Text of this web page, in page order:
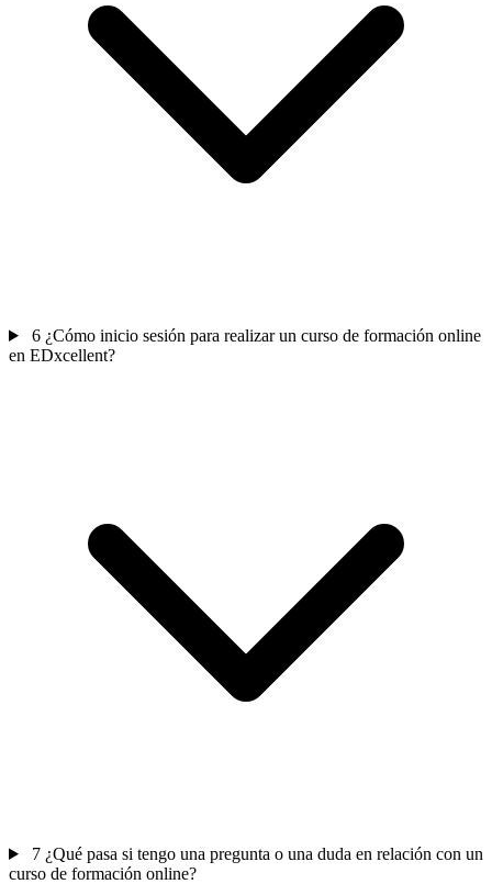
6 ¿Cómo inicio sesión para realizar un curso de formación online
en EDxcellent?
7 ¿Qué pasa si tengo una pregunta o una duda en relación con un
curso de formación online?